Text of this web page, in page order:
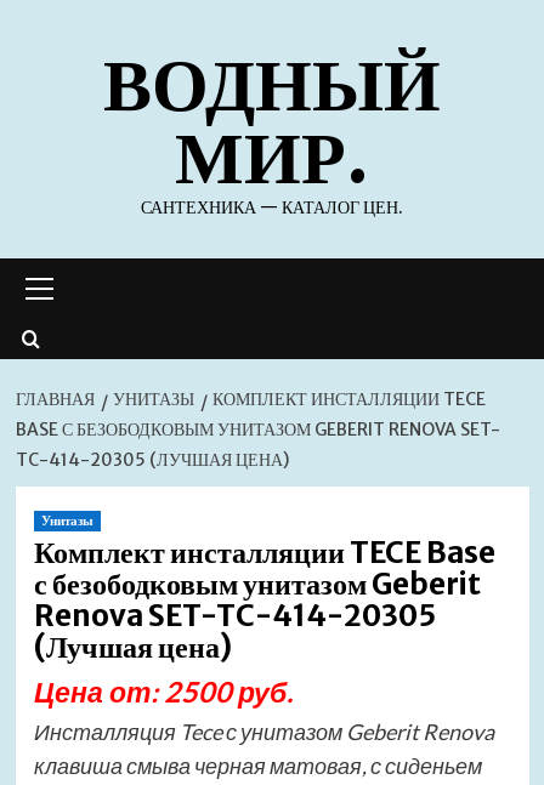
содержимомуВОДНЫЙ
МИР.
САНТЕХНИКА — КАТАЛОГ ЦЕН.
меню
ГЛАВНАЯ УНИТАЗЫ
КОМПЛЕКТ ИНСТАЛЛЯЦИИ TECE
BASE С БЕЗОБОДКОВЫМ УНИТАЗОМ GEBERIT RENOVA SET-
TC-414-20305 (ЛУЧШАЯ ЦЕНА)
Унитазы
Комплект инсталляции TECE Base
с безободковым унитазом Geberit
Renova SET-TC-414-20305
(Лучшая цена)
Цена от: 2500 руб.
Инсталляция Tece с унитазом Geberit Renova
клавиша смыва черная матовая, с сиденьем